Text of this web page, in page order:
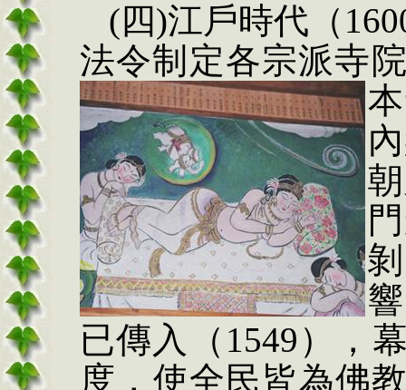
(四)江戶時代（
法令制定各宗派寺
已傳入（ 1549 ），
度，使全民皆為佛